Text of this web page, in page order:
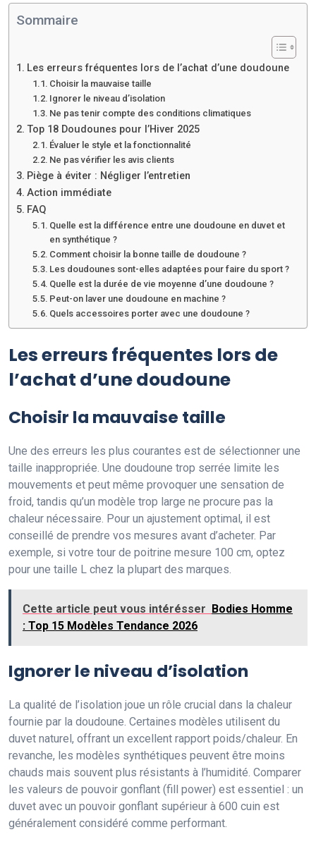
Sommaire
Les erreurs fréquentes lors de l’achat d’une doudoune
Choisir la mauvaise taille
Ignorer le niveau d’isolation
Ne pas tenir compte des conditions climatiques
Top 18 Doudounes pour l’Hiver 2025
Évaluer le style et la fonctionnalité
Ne pas vérifier les avis clients
Piège à éviter : Négliger l’entretien
Action immédiate
FAQ
Quelle est la différence entre une doudoune en duvet et
en synthétique ?
Comment choisir la bonne taille de doudoune ?
Les doudounes sont-elles adaptées pour faire du sport ?
Quelle est la durée de vie moyenne d’une doudoune ?
Peut-on laver une doudoune en machine ?
Quels accessoires porter avec une doudoune ?
Les erreurs fréquentes lors de
l’achat d’une doudoune
Choisir la mauvaise taille
Une des erreurs les plus courantes est de sélectionner une
taille inappropriée. Une doudoune trop serrée limite les
mouvements et peut même provoquer une sensation de
froid, tandis qu’un modèle trop large ne procure pas la
chaleur nécessaire. Pour un ajustement optimal, il est
conseillé de prendre vos mesures avant d’acheter. Par
exemple, si votre tour de poitrine mesure 100 cm, optez
pour une taille L chez la plupart des marques.
Cette article peut vous intérésser Bodies Homme
: Top 15 Modèles Tendance 2026
Ignorer le niveau d’isolation
La qualité de l’isolation joue un rôle crucial dans la chaleur
fournie par la doudoune. Certaines modèles utilisent du
duvet naturel, offrant un excellent rapport poids/chaleur. En
revanche, les modèles synthétiques peuvent être moins
chauds mais souvent plus résistants à l’humidité. Comparer
les valeurs de pouvoir gonflant (fill power) est essentiel : un
duvet avec un pouvoir gonflant supérieur à 600 cuin est
généralement considéré comme performant.